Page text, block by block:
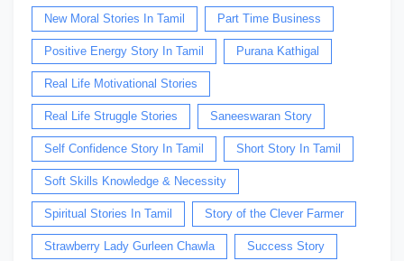
New Moral Stories In Tamil Part Time Business
Positive Energy Story In Tamil Purana Kathigal
Real Life Motivational Stories
Real Life Struggle Stories Saneeswaran Story
Self Confidence Story In Tamil Short Story In Tamil
Soft Skills Knowledge & Necessity
Spiritual Stories In Tamil Story of the Clever Farmer
Strawberry Lady Gurleen Chawla Success Story